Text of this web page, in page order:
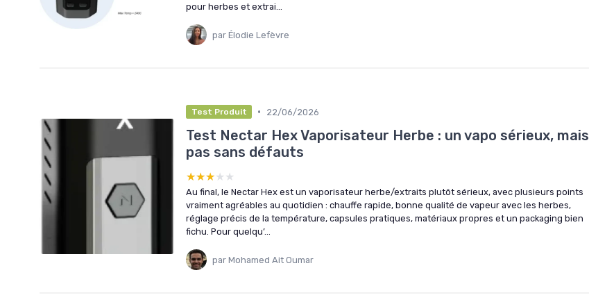
pour herbes et extrai...
par Élodie Lefèvre
Test Produit • 22/06/2026
Test Nectar Hex Vaporisateur Herbe : un vapo sérieux, mais
pas sans défauts
★★★★★
★★★★★
Au final, le Nectar Hex est un vaporisateur herbe/extraits plutôt sérieux, avec plusieurs points
vraiment agréables au quotidien : chauffe rapide, bonne qualité de vapeur avec les herbes,
réglage précis de la température, capsules pratiques, matériaux propres et un packaging bien
fichu. Pour quelqu’...
par Mohamed Ait Oumar